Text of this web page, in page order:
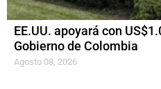
EE.UU. apoyará con
Gobierno de Colombia
Agosto 08, 2026